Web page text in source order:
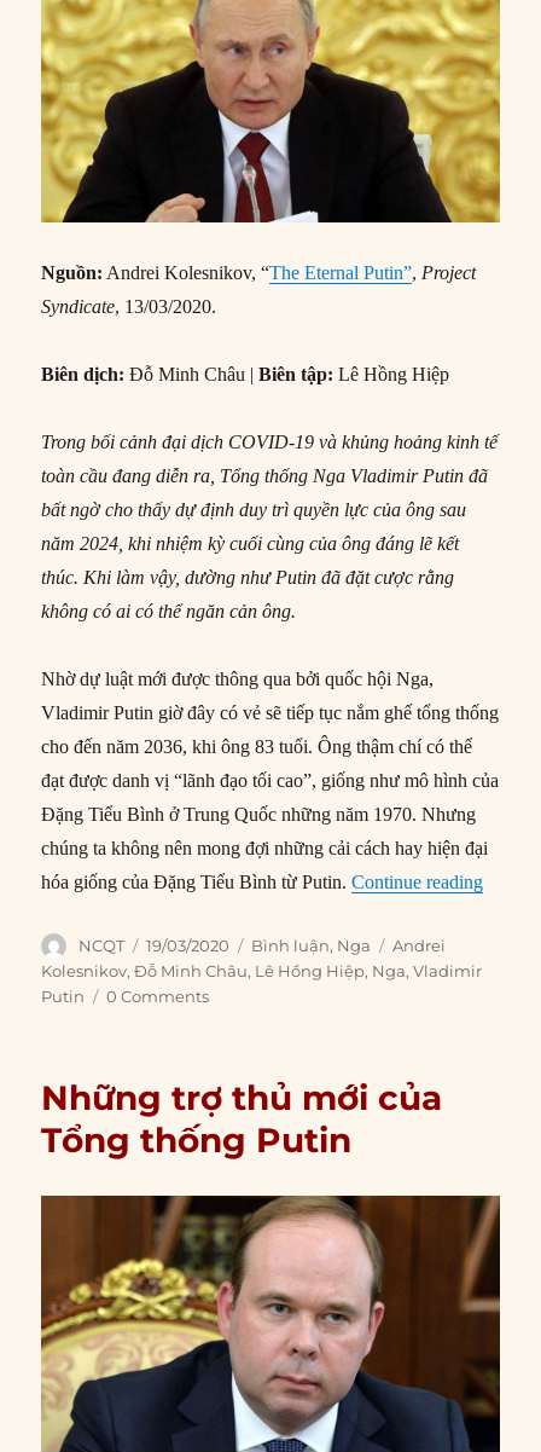
Nguồn: Andrei Kolesnikov, “The Eternal Putin”, Project
Syndicate, 13/03/2020.
Biên dịch:Đỗ Minh Châu |Biên tập:Lê Hồng Hiệp
Trong bối cảnh đại dịch COVID-19 và khủng hoảng kinh tế
toàn cầu đang diễn ra, Tổng thống Nga Vladimir Putin đã
bất ngờ cho thấy dự định duy trì quyền lực của ông sau
năm 2024, khi nhiệm kỳ cuối cùng của ông đáng lẽ kết
thúc. Khi làm vậy, dường như Putin đã đặt cược rằng
không có ai có thể ngăn cản ông.
Nhờ dự luật mới được thông qua bởi quốc hội Nga,
Vladimir Putin giờ đây có vẻ sẽ tiếp tục nắm ghế tổng thống
cho đến năm 2036, khi ông 83 tuổi. Ông thậm chí có thể
đạt được danh vị “lãnh đạo tối cao”, giống như mô hình của
Đặng Tiểu Bình ở Trung Quốc những năm 1970. Nhưng
chúng ta không nên mong đợi những cải cách hay hiện đại
hóa giống của Đặng Tiểu Bình từ Putin.Continue reading“Putin
Author
NCQT
Posted
on
19/03/2020 Categories
Bình luận, Nga Tags
Andrei
Kolesnikov,Đỗ Minh Châu, Lê Hồng Hiệp, Nga,Vladimir
Putin
0 Comments
Những trợ thủ mới của
Tổng thống Putin